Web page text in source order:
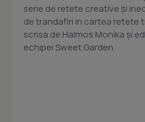
serie de retete creative și
de trandafiri in cartea retete
scrisa de Halmos Monika și
echipei Sweet Garden